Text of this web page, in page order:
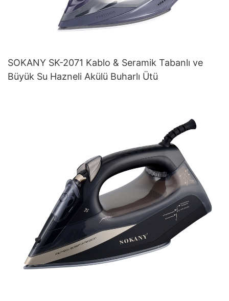
SOKANY SK-2071 Kablo & Seramik Tabanlı ve
Büyük Su Hazneli Akülü Buharlı Ütü